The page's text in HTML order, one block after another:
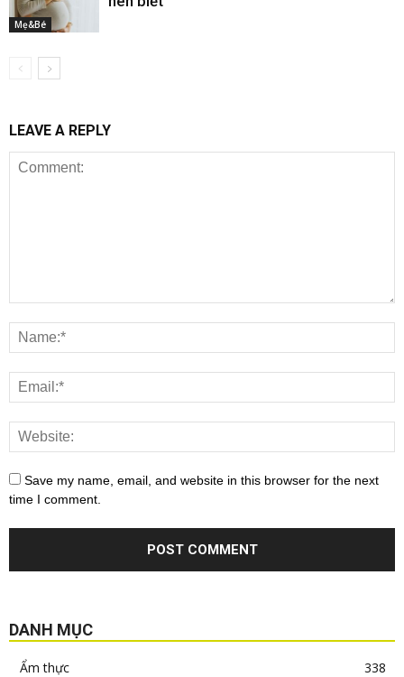
Mẹ&Bé
LEAVE A REPLY
Save my name, email, and website in this browser for the next
time I comment.
DANH MỤC
Ẩm thực
338